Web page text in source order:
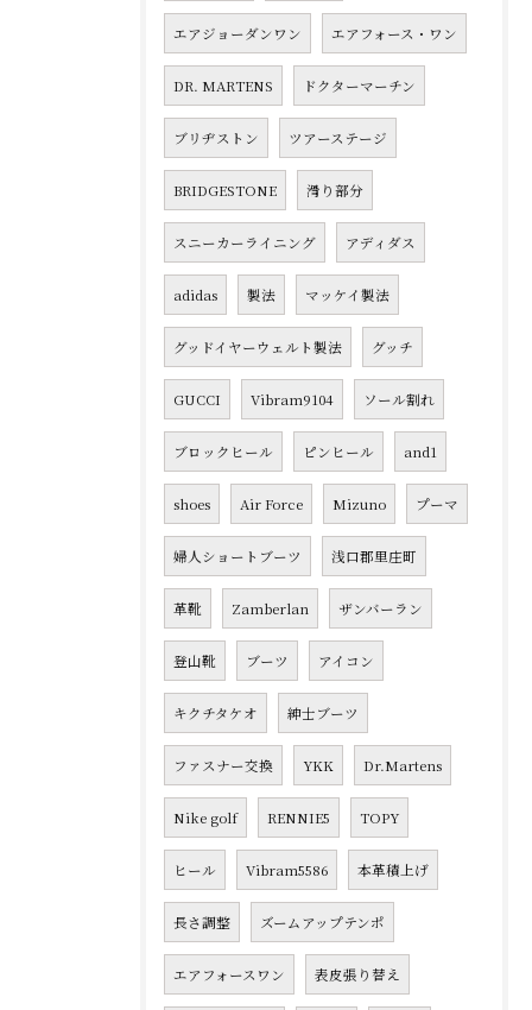
エアジョーダンワン エアフォース・ワン
DR. MARTENS ドクターマーチン
ブリヂストン ツアーステージ
BRIDGESTONE 滑り部分
スニーカーライニング アディダス
adidas 製法 マッケイ製法
グッドイヤーウェルト製法 グッチ
GUCCI Vibram9104 ソール割れ
ブロックヒール ピンヒール and1
shoes Air Force Mizuno プーマ
婦人ショートブーツ 浅口郡里庄町
革靴 Zamberlan ザンバーラン
登山靴 ブーツ アイコン
キクチタケオ 紳士ブーツ
ファスナー交換 YKK Dr.Martens
Nike golf RENNIE5 TOPY
ヒール Vibram5586 本革積上げ
長さ調整 ズームアップテンポ
エアフォースワン 表皮張り替え